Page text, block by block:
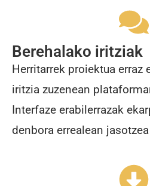
Berehalako iritziak
Herritarrek proiektua erraz
iritzia zuzenean
Interfaze erabilerrazak
denbora errealean